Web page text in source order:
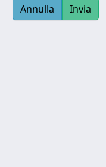
Annulla Invia